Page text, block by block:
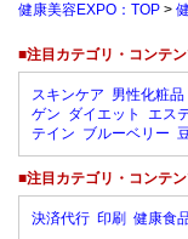
健康美容EXPO：TOP >
■注目カテゴリ・コンテ
スキンケア 男性化粧品
ゲン ダイエット エス
テイン ブルーベリー
■注目カテゴリ・コンテ
決済代行 印刷 健康食